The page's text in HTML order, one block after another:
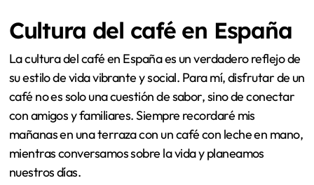
Cultura del café en España
La cultura del café en España es un verdadero reflejo de
su estilo de vida vibrante y social. Para mí, disfrutar de un
café no es solo una cuestión de sabor, sino de conectar
con amigos y familiares. Siempre recordaré mis
mañanas en una terraza con un café con leche en mano,
mientras conversamos sobre la vida y planeamos
nuestros días.